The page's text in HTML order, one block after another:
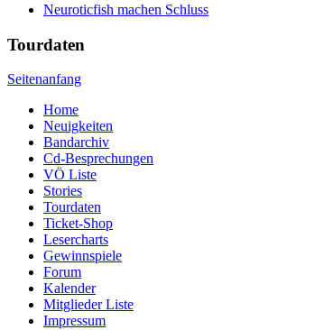
Neuroticfish machen Schluss
Tourdaten
Seitenanfang
Home
Neuigkeiten
Bandarchiv
Cd-Besprechungen
VÖ Liste
Stories
Tourdaten
Ticket-Shop
Lesercharts
Gewinnspiele
Forum
Kalender
Mitglieder Liste
Impressum